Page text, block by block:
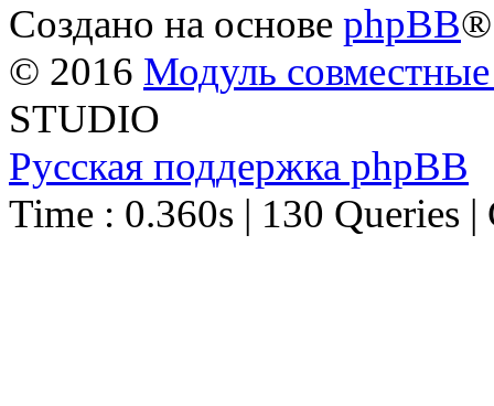
Создано на основе phpBB®
© 2016 Модуль
STUDIO
Русская поддержка phpBB
Time : 0.360s | 130 Queries